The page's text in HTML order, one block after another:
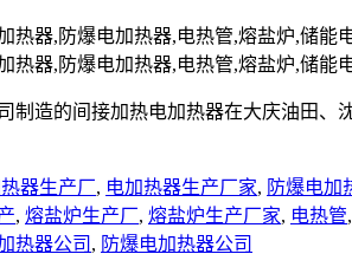
造的间接加热电加热器在大庆油田
器生产厂, 电加热器生产厂家, 防爆电加
, 熔盐炉生产厂, 熔盐炉生产厂家, 电热管,
热器公司 , 防爆电加热器公司